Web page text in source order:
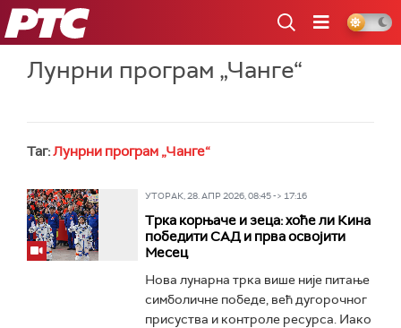
РТС
Лунрни програм „Чанге“
Таг:Лунрни програм „Чанге“
УТОРАК, 28. АПР 2026, 08:45 -> 17:16
Трка корњаче и зеца: хоће ли Кина
победити САД и прва освојити
Месец
Нова лунарна трка више није питање
симболичне победе, већ дугорочног
присуства и контроле ресурса. Иако